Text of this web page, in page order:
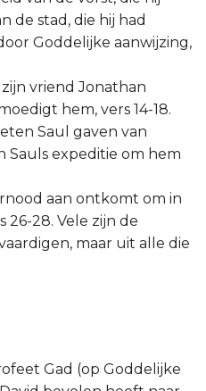
de stad, die hij had
Goddelijke aanwijzing,
vriend Jonathan
hem, vers 14-18.
Saul gaven van
Sauls expeditie om hem
aan ontkomt om in
26-28. Vele zijn de
maar uit alle die
Gad (op Goddelijke